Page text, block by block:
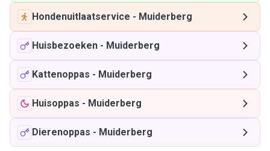
Hondenuitlaatservice - Muiderberg
Huisbezoeken - Muiderberg
Kattenoppas - Muiderberg
Huisoppas - Muiderberg
Dierenoppas - Muiderberg